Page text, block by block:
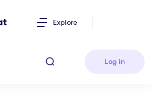
Explore
Log in